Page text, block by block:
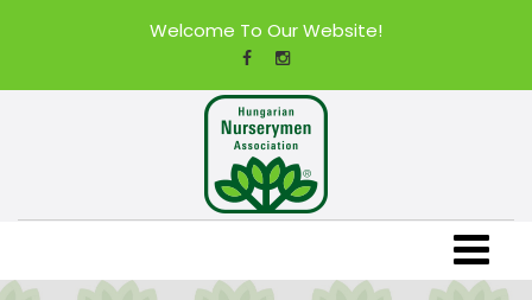
Welcome To Our Website!